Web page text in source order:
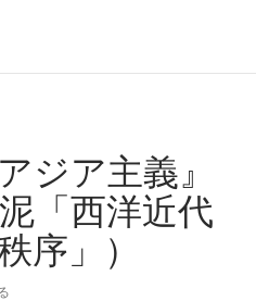
ジア主義』
「西洋近代
序」）